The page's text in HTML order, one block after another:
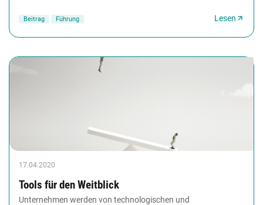
Beitrag Führung Lesen
17.04.2020
Tools für den ­Weitblick
Unternehmen werden von technologischen und